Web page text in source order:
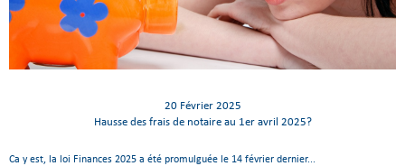
20 Février 2025
Hausse des frais de notaire au 1er avril 2025?
Ca y est, la loi Finances 2025 a été promulguée le 14 février dernier...